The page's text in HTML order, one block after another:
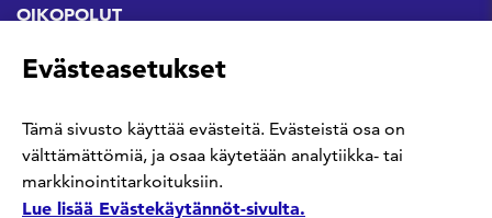
OIKOPOLUT
Hanki standardi
Kommentoi tekeillä olevia standardeja
Evästeasetukset
Tämä sivusto käyttää evästeitä. Evästeistä osa on
välttämättömiä, ja osaa käytetään analytiikka- tai
markkinointitarkoituksiin.
Lue lisää Evästekäytännöt-sivulta.